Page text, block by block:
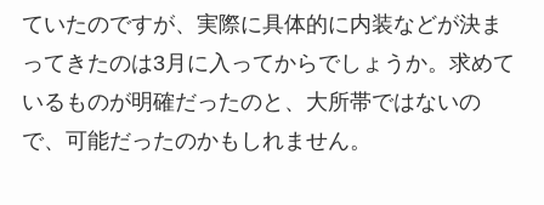
ていたのですが、実際に具体的に内装などが決ま
ってきたのは3月に入ってからでしょうか。求めて
いるものが明確だったのと、大所帯ではないの
で、可能だったのかもしれません。